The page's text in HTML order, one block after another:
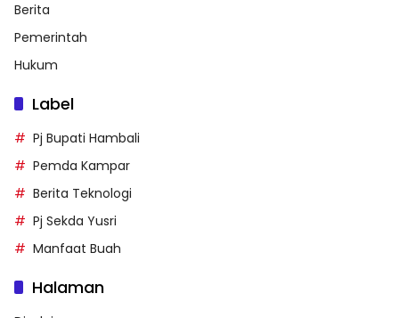
Berita
Pemerintah
Hukum
Label
Pj Bupati Hambali
Pemda Kampar
Berita Teknologi
Pj Sekda Yusri
Manfaat Buah
Halaman